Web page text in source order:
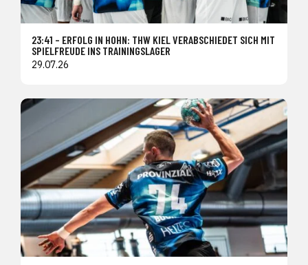
23:41 – ERFOLG IN HOHN: THW KIEL VERABSCHIEDET SICH MIT
SPIELFREUDE INS TRAININGSLAGER
29.07.26